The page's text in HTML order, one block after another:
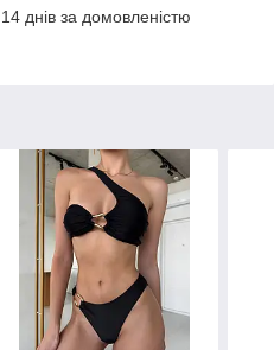
днів за домовленістю